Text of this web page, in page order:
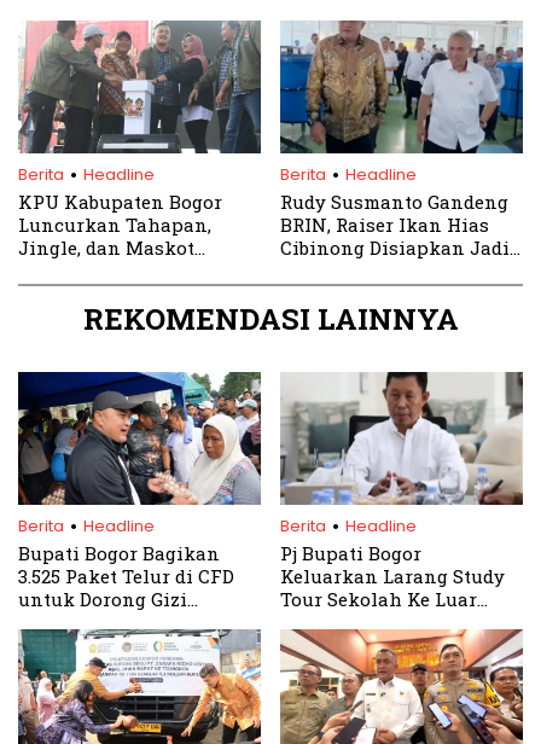
Berita . Headline
KPU Kabupaten Bogor
Luncurkan Tahapan,
Jingle, dan Maskot
Berita . Headline
Rudy Susmanto Gandeng
BRIN, Raiser Ikan Hias
Cibinong Disiapkan Jadi
Bogor
REKOMENDASI LAINNYA
Berita . Headline
Bupati Bogor Bagikan
3.525 Paket Telur di CFD
untuk Dorong Gizi
Berita . Headline
Pj Bupati Bogor
Keluarkan Larang Study
Tour Sekolah Ke Luar